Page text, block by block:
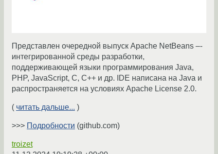
Представлен очередной выпуск Apache NetBeans –-
интегрированной среды разработки,
поддерживающей языки программирования Java,
PHP, JavaScript, C, C++ и др. IDE написана на Java и
распространяется на условиях Apache License 2.0.
( читать дальше... )
>>> Подробности (github.com)
troizet